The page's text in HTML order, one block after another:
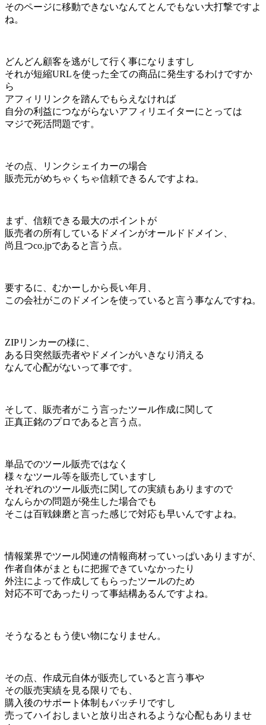
そのページに移動できないなんてとんでもない大打撃ですよ
ね。
どんどん顧客を逃がして行く事になりますし
それが短縮URLを使った全ての商品に発生するわけですか
ら
アフィリリンクを踏んでもらえなければ
自分の利益につながらないアフィリエイターにとっては
マジで死活問題です。
その点、リンクシェイカーの場合
販売元がめちゃくちゃ信頼できるんですよね。
まず、信頼できる最大のポイントが
販売者の所有しているドメインがオールドドメイン、
尚且つco.jpであると言う点。
要するに、むかーしから長い年月、
この会社がこのドメインを使っていると言う事なんですね。
ZIPリンカーの様に、
ある日突然販売者やドメインがいきなり消える
なんて心配がないって事です。
そして、販売者がこう言ったツール作成に関して
正真正銘のプロであると言う点。
単品でのツール販売ではなく
様々なツール等を販売していますし
それぞれのツール販売に関しての実績もありますので
なんらかの問題が発生した場合でも
そこは百戦錬磨と言った感じで対応も早いんですよね。
情報業界でツール関連の情報商材っていっぱいありますが、
作者自体がまともに把握できていなかったり
外注によって作成してもらったツールのため
対応不可であったりって事結構あるんですよね。
そうなるともう使い物になりません。
その点、作成元自体が販売していると言う事や
その販売実績を見る限りでも、
購入後のサポート体制もバッチリですし
売ってハイおしまいと放り出されるような心配もありませ